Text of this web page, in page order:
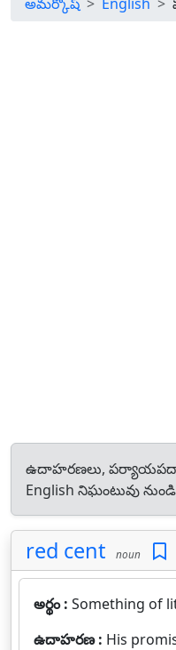
ఉదాహరణలు,
English నిఘంటువు నుండి
red cent noun
అర్థం : Something of
ఉదాహరణ : His